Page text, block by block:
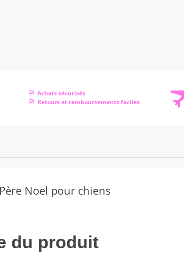
Achats sécurisés
Retours et remboursements faciles
Noel pour chiens
du produit